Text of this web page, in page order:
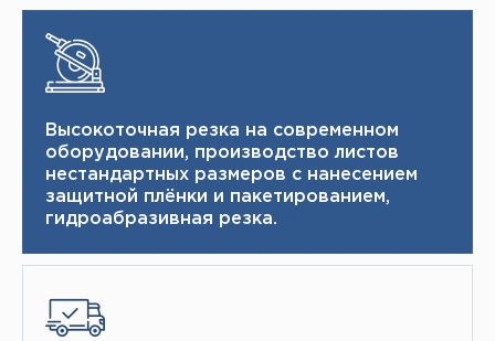
Высокоточная резка на современном
оборудовании, производство листов
нестандартных размеров с нанесением
защитной плёнки и пакетированием,
гидроабразивная резка.